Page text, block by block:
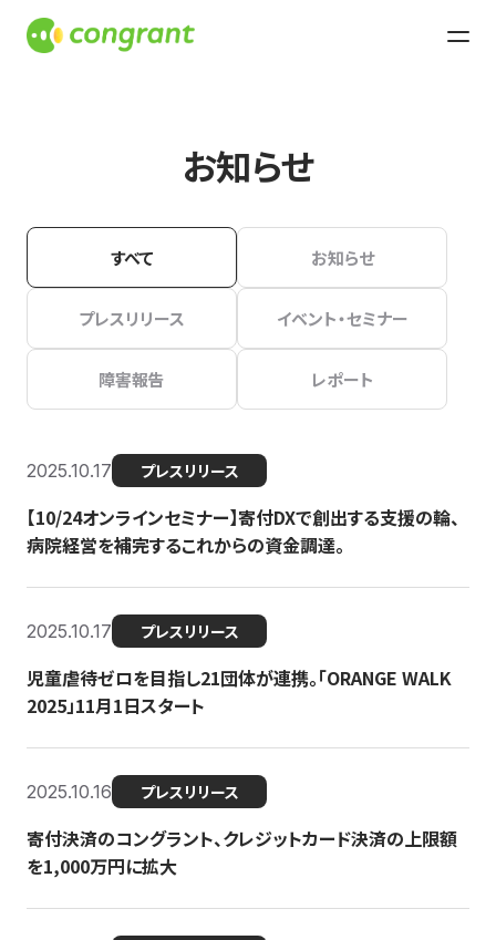
お知らせ
すべて お知らせ
プレスリリース イベント・セミナー
障害報告 レポート
2025.10.17 プレスリリース
【10/24オンラインセミナー】寄付DXで創出する支援の輪、
病院経営を補完するこれからの資金調達。
2025.10.17 プレスリリース
児童虐待ゼロを目指し21団体が連携。「ORANGE WALK
2025」11月1日スタート
2025.10.16 プレスリリース
寄付決済のコングラント、クレジットカード決済の上限額
を1,000万円に拡大